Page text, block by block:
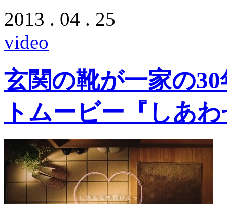
2013 . 04 . 25
video
玄関の靴が一家の
トムービー『しあ